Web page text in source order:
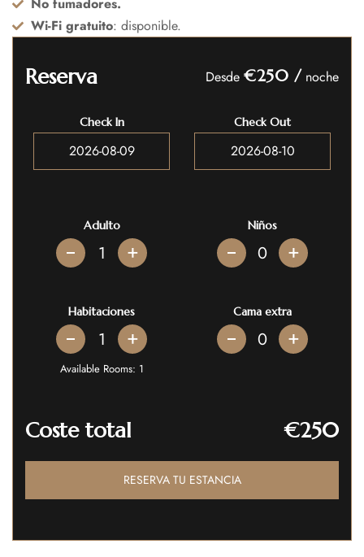
Wi-Fi gratuito: disponible.
Reserva Desde €250 /noche
Check In Check Out
Adulto
+
Niños
+
Habitaciones
+
Available Rooms: 1
Cama extra
+
Coste total €250
RESERVA TU ESTANCIA